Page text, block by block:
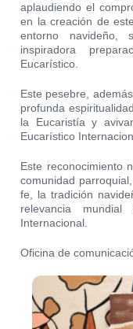
aplaudiendo el
en la creación de
entorno navideño,
inspiradora
Eucarístico.
Este pesebre,
profunda
la Eucaristía y
Eucarístico
Este reconocimiento
comunidad
fe, la tradición
relevancia
Internacional.
Oficina de